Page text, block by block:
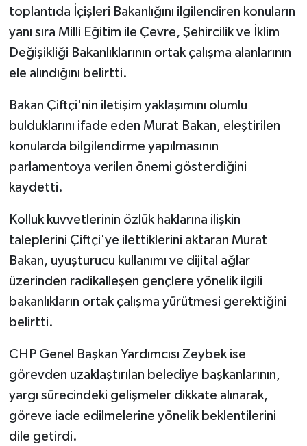
toplantıda İçişleri Bakanlığını ilgilendiren konuların
yanı sıra Milli Eğitim ile Çevre, Şehircilik ve İklim
Değişikliği Bakanlıklarının ortak çalışma alanlarının
ele alındığını belirtti.
Bakan Çiftçi'nin iletişim yaklaşımını olumlu
bulduklarını ifade eden Murat Bakan, eleştirilen
konularda bilgilendirme yapılmasının
parlamentoya verilen önemi gösterdiğini
kaydetti.
Kolluk kuvvetlerinin özlük haklarına ilişkin
taleplerini Çiftçi'ye ilettiklerini aktaran Murat
Bakan, uyuşturucu kullanımı ve dijital ağlar
üzerinden radikalleşen gençlere yönelik ilgili
bakanlıkların ortak çalışma yürütmesi gerektiğini
belirtti.
CHP Genel Başkan Yardımcısı Zeybek ise
görevden uzaklaştırılan belediye başkanlarının,
yargı sürecindeki gelişmeler dikkate alınarak,
göreve iade edilmelerine yönelik beklentilerini
dile getirdi.